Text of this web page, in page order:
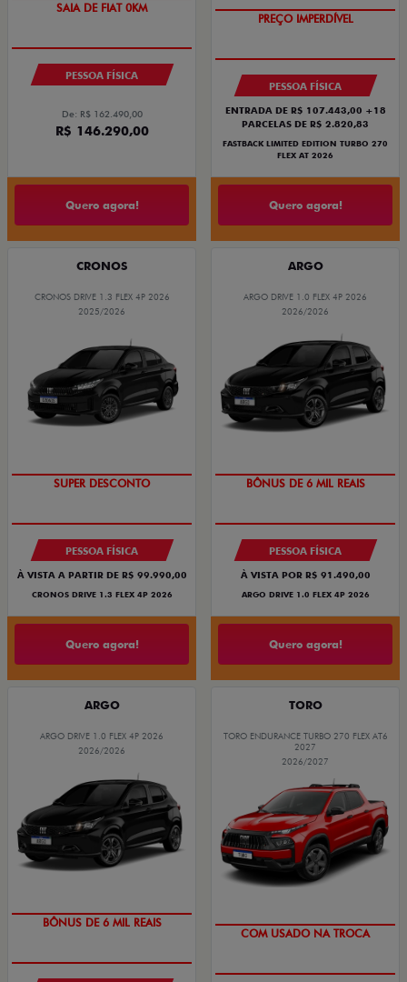
OPORTUNIDADE
PESSOA FÍSICA
De: R$ 162.490,00
R$ 146.290,00
Quero agora!
COM USADO NA TROCA
PESSOA FÍSICA
ENTRADA DE R$ 107.443,00 +18
PARCELAS DE R$ 2.820,83
FASTBACK LIMITED EDITION TURBO 270
FLEX AT 2026
Quero agora!
CRONOS
CRONOS DRIVE 1.3 FLEX 4P 2026
2025/2026
BÔNUS DE ATÉ R$ 14 MIL
PESSOA FÍSICA
À VISTA A PARTIR DE R$ 99.990,00
CRONOS DRIVE 1.3 FLEX 4P 2026
Quero agora!
ARGO
ARGO DRIVE 1.0 FLEX 4P 2026
2026/2026
TAXA ZERO
PESSOA FÍSICA
À VISTA POR R$ 91.490,00
ARGO DRIVE 1.0 FLEX 4P 2026
Quero agora!
ARGO
ARGO DRIVE 1.0 FLEX 4P 2026
2026/2026
TAXA ZERO
TORO
TORO ENDURANCE TURBO 270 FLEX AT6
2027
2026/2027
OPORTUNIDADE